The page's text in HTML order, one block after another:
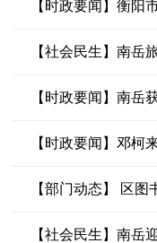
【时政要闻】衡阳
【社会民生】南岳
【时政要闻】南岳
【时政要闻】邓柯
【部门动态】 区
【社会民生】南岳